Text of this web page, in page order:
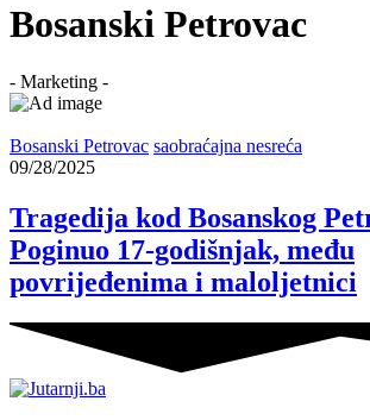
Bosanski Petrovac
- Marketing -
Bosanski Petrovac saobraćajna nesreća
09/28/2025
Tragedija kod Bosanskog
Poginuo 17-godišnjak, među
povrijeđenima i maloljetnici